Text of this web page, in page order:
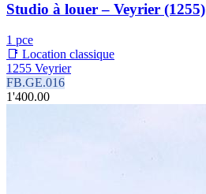
Studio à louer – Veyrier (1255)
1 pce
📑 Location classique
1255 Veyrier
FB.GE.016
1'400.00